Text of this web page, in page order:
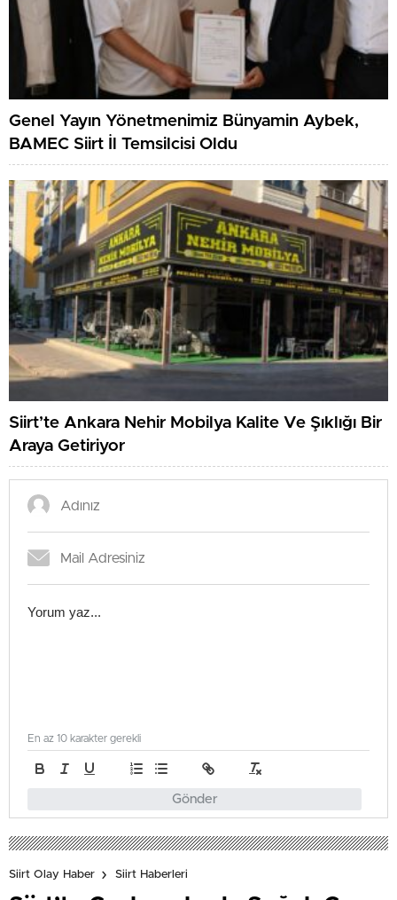
Genel Yayın Yönetmenimiz Bünyamin Aybek,
BAMEC Siirt İl Temsilcisi Oldu
Siirt’te Ankara Nehir Mobilya Kalite Ve Şıklığı Bir
Araya Getiriyor
Gönder
En az 10 karakter gerekli
Siirt Olay Haber Siirt Haberleri